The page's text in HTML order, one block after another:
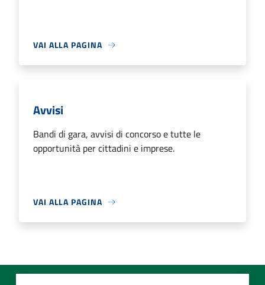
VAI ALLA PAGINA
Avvisi
Bandi di gara, avvisi di concorso e tutte le
opportunità per cittadini e imprese.
VAI ALLA PAGINA